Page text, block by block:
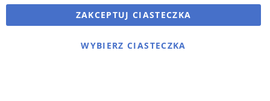
Copyright © wszystkie prawa zastrzeżone TKL Progress
ZAKCEPTUJ CIASTECZKA
WYBIERZ CIASTECZKA